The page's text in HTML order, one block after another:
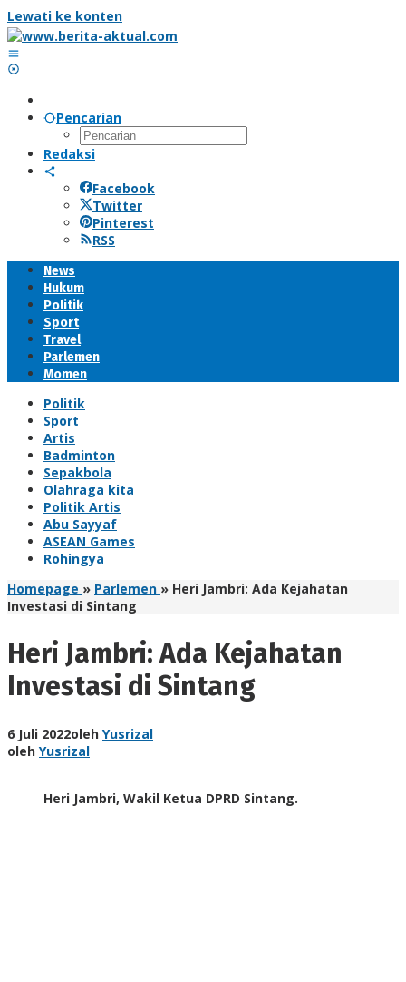
Lewati ke konten
Pencarian
Redaksi
Facebook
Twitter
Pinterest
RSS
News
Hukum
Politik
Sport
Travel
Parlemen
Momen
Politik
Sport
Artis
Badminton
Sepakbola
Olahraga kita
Politik Artis
Abu Sayyaf
ASEAN Games
Rohingya
Homepage » Parlemen » Heri Jambri: Ada Kejahatan
Investasi di Sintang
Heri Jambri: Ada Kejahatan
Investasi di Sintang
6 Juli 2022oleh Yusrizal
oleh Yusrizal
Heri Jambri, Wakil Ketua DPRD Sintang.